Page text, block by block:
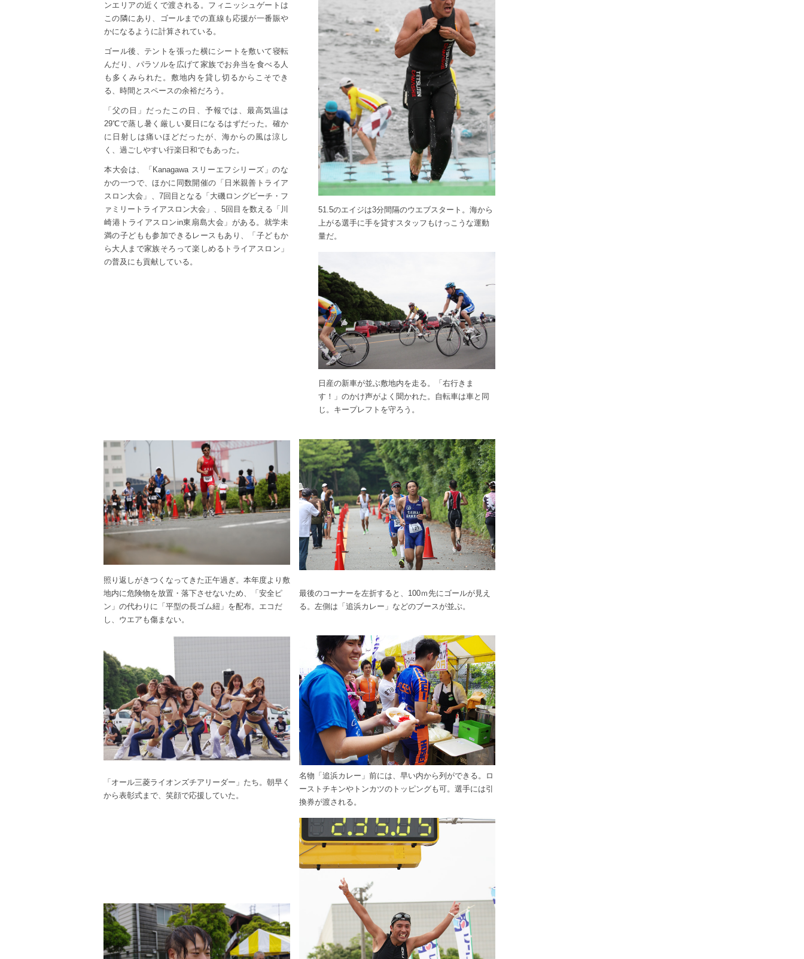
ンエリアの近くで渡される。フィニッシュゲートは
この隣にあり、ゴールまでの直線も応援が一番賑や
かになるように計算されている。
ゴール後、テントを張った横にシートを敷いて寝転
んだり、パラソルを広げて家族でお弁当を食べる人
も多くみられた。敷地内を貸し切るからこそでき
る、時間とスペースの余裕だろう。
「父の日」だったこの日、予報では、最高気温は
29℃で蒸し暑く厳しい夏日になるはずだった。確か
に日射しは痛いほどだったが、海からの風は涼し
く、過ごしやすい行楽日和でもあった。
本大会は、「Kanagawa スリーエフシリーズ」のな
かの一つで、ほかに同数開催の「日米親善トライア
スロン大会」、7回目となる「大磯ロングビーチ・フ
ァミリートライアスロン大会」、5回目を数える「川
崎港トライアスロンin東扇島大会」がある。就学未
満の子どもも参加できるレースもあり、「子どもか
ら大人まで家族そろって楽しめるトライアスロン」
の普及にも貢献している。
51.5のエイジは3分間隔のウエブスタート。海から
上がる選手に手を貸すスタッフもけっこうな運動
量だ。
日産の新車が並ぶ敷地内を走る。「右行きま
す！」のかけ声がよく聞かれた。自転車は車と同
じ。キープレフトを守ろう。
照り返しがきつくなってきた正午過ぎ。本年度より敷
地内に危険物を放置・落下させないため、「安全ピ
ン」の代わりに「平型の長ゴム紐」を配布。エコだ
し、ウエアも傷まない。
最後のコーナーを左折すると、100ｍ先にゴールが見え
る。左側は「追浜カレー」などのブースが並ぶ。
「オール三菱ライオンズチアリーダー」たち。朝早く
から表彰式まで、笑顔で応援していた。
名物「追浜カレー」前には、早い内から列ができる。ロ
ーストチキンやトンカツのトッピングも可。選手には引
換券が渡される。